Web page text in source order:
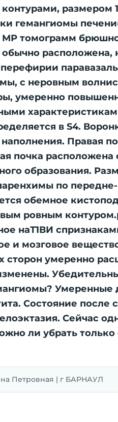
размером
гемангиомы
МР томограмм
расположена,
с неровным
умеренно
в S4.
Правая
почка
образования.
по
обемное
ровным
наТ1ВИ
и мозговое
сторон умеренно
Состояние после
Сейчас
ли убрать
Петровная | г БАРНАУЛ